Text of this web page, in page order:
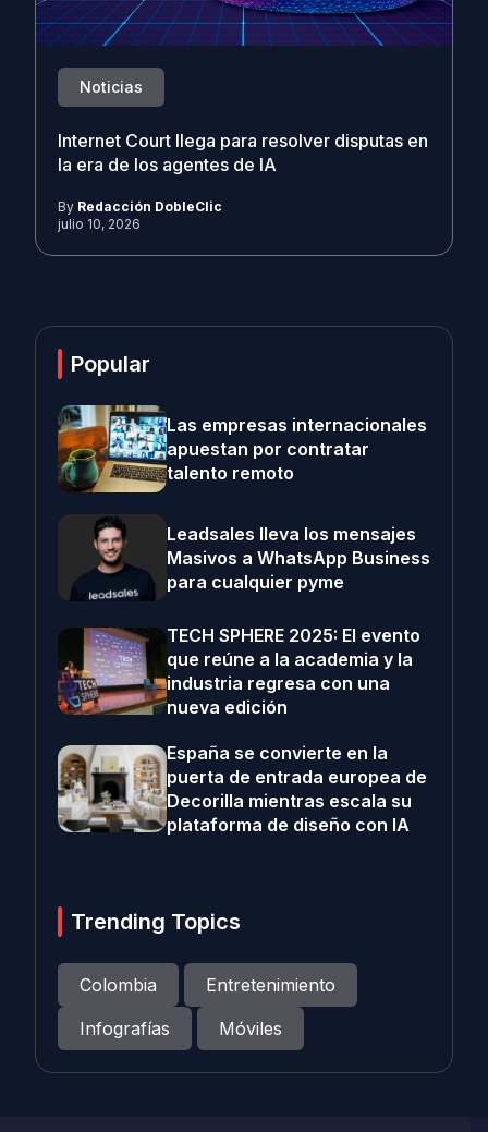
Noticias
Internet Court llega para resolver disputas en
la era de los agentes de IA
By Redacción DobleClic
julio 10, 2026
Popular
Las empresas internacionales
apuestan por contratar
talento remoto
Leadsales lleva los mensajes
Masivos a WhatsApp Business
para cualquier pyme
TECH SPHERE 2025: El evento
que reúne a la academia y la
industria regresa con una
nueva edición
España se convierte en la
puerta de entrada europea de
Decorilla mientras escala su
plataforma de diseño con IA
Trending Topics
Colombia
Entretenimiento
Infografías
Móviles